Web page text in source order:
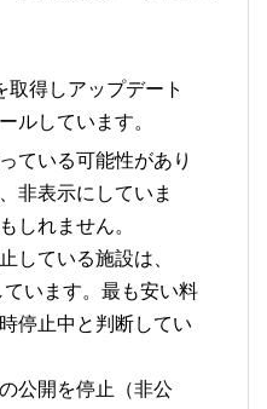
得しアップデート
ルしています。
ている可能性があり
非表示にしていま
しれません。
している施設は、
います。最も安い料
停止中と判断してい
公開を停止（非公